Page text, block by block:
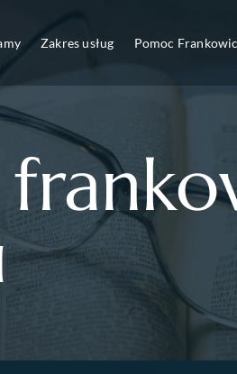
Zakres usług Pomoc